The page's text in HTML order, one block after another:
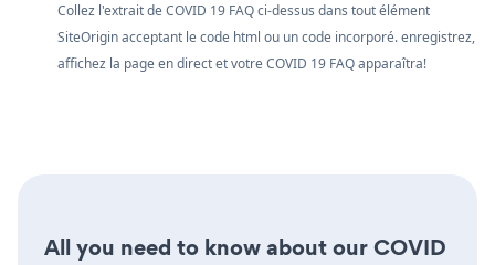
Collez l'extrait de COVID 19 FAQ ci-dessus dans tout élément
SiteOrigin acceptant le code html ou un code incorporé. enregistrez,
affichez la page en direct et votre COVID 19 FAQ apparaîtra!
All you need to know about our COVID